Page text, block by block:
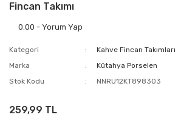
Fincan Takımı
0.00 - Yorum Yap
Kategori
Kahve Fincan Takımları
Marka
Kütahya Porselen
Stok Kodu
NNRU12KT898303
259,99 TL